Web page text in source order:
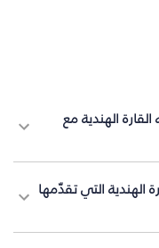
الهندية مع
الهندية التي تقدّمها